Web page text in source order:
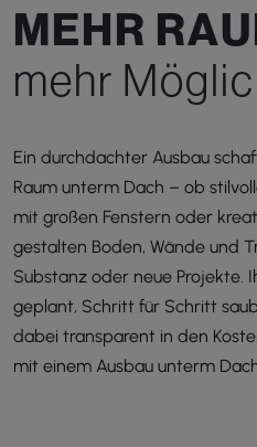
MEHR RAU
mehr Möglic
Ein durchdachter Ausbau
Raum unterm Dach – ob
mit großen Fenstern oder
gestalten Boden, Wände und
Substanz oder neue Projekte.
geplant, Schritt für Schritt
dabei transparent in den
mit einem Ausbau unterm